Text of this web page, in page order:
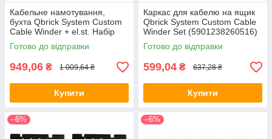
Кабельне намотування,
бухта Qbrick System Custom
Cable Winder + el.st. Набір
(5901238260523) (mrk)
Готово до відправки
949,06 ₴ 1 009,64 ₴
Купити
Каркас для кабелю на ящик
Qbrick System Custom Cable
Winder Set (5901238260516)
(mrk)
Готово до відправки
599,04 ₴ 637,28 ₴
Купити
–6% –6%